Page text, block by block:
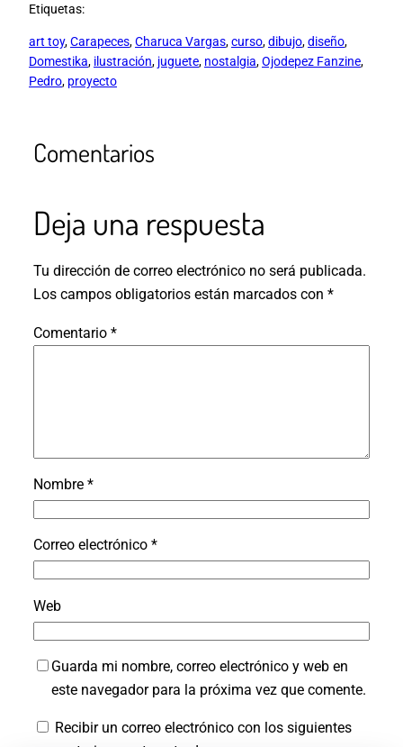
Etiquetas:
art toy, Carapeces, Charuca Vargas, curso, dibujo, diseño
Domestika, ilustración, juguete, nostalgia, Ojodepez Fanzine
Pedro, proyecto
Comentarios
Deja una respuesta
Tu dirección de correo electrónico no será publicada.
Los campos obligatorios están marcados con *
Comentario *
Nombre *
Correo electrónico *
Web
Guarda mi nombre, correo electrónico y web en
este navegador para la próxima vez que comente.
Recibir un correo electrónico con los siguientes